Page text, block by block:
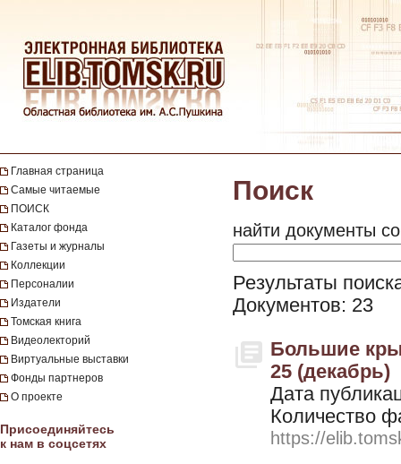
Главная страница
Самые читаемые
ПОИСК
Каталог фонда
Газеты и журналы
Коллекции
Персоналии
Издатели
Томская книга
Видеолекторий
Виртуальные выставки
Фонды партнеров
О проекте
Присоединяйтесь
к нам в соцсетях
Поиск
найти документы
Результаты
Документов: 23
Большие
25 (декабрь)
Дата
Количество
https://